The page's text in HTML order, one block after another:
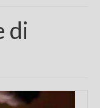
di